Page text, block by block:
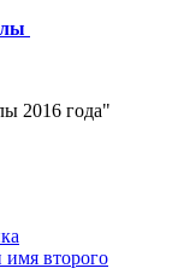
2016 года"
второго